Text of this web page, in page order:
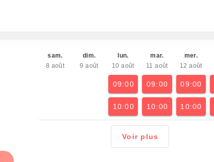
sam.
8 août
dim.
9 août
lun.
10 août
09:00
10:00
mar.
11 août
09:00
10:00
mer.
12 août
09:00
10:00
Voir plus